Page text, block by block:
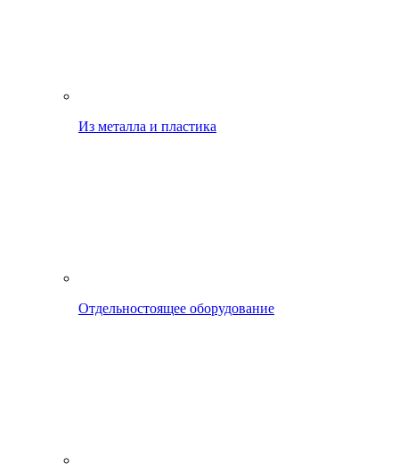
Из металла и пластика
Отдельностоящее оборудование